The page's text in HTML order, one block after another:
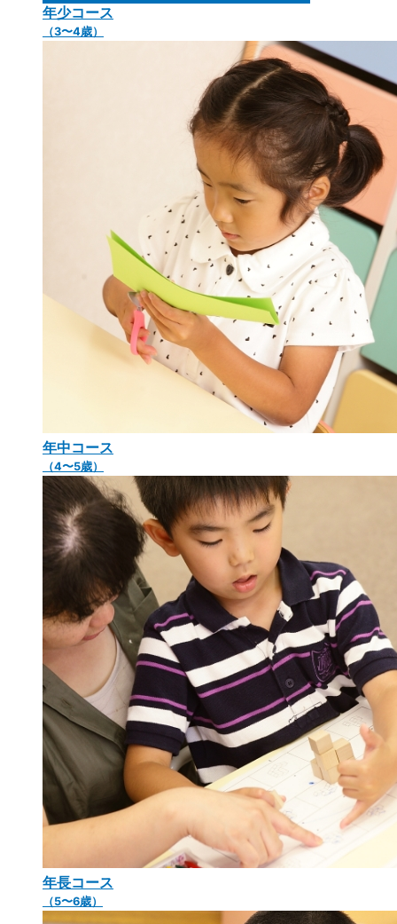
年少コース
（3〜4歳）
年中コース
（4〜5歳）
年長コース
（5〜6歳）